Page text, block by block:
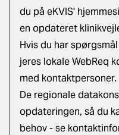
du på eKVIS'
en opdateret
Hvis du har
jeres lokale WebReq
med kontaktpersoner.
De regionale
opdateringen, så du
behov -se